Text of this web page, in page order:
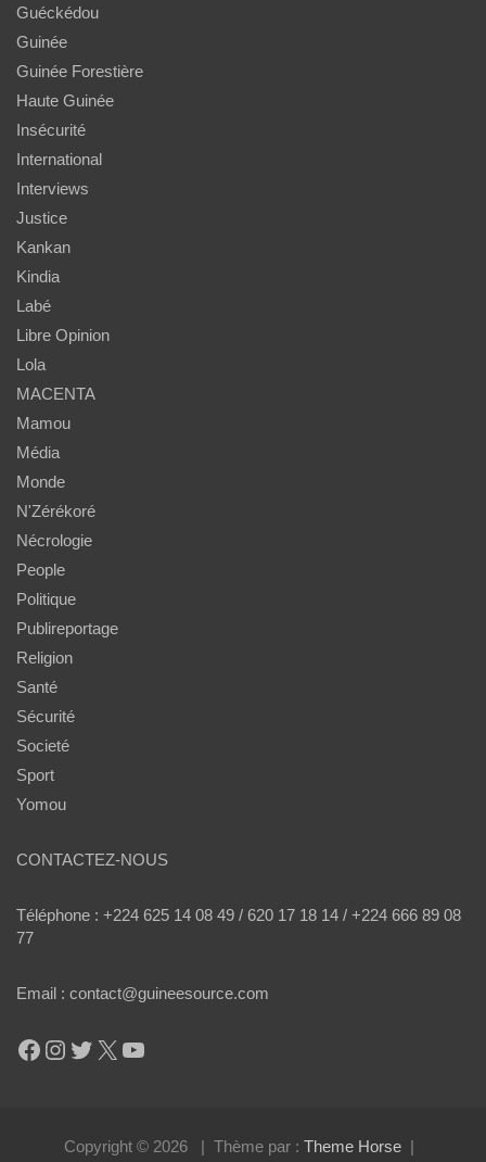
Guéckédou
Guinée
Guinée Forestière
Haute Guinée
Insécurité
International
Interviews
Justice
Kankan
Kindia
Labé
Libre Opinion
Lola
MACENTA
Mamou
Média
Monde
N'Zérékoré
Nécrologie
People
Politique
Publireportage
Religion
Santé
Sécurité
Societé
Sport
Yomou
CONTACTEZ-NOUS
Téléphone : +224 625 14 08 49 / 620 17 18 14 / +224 666 89 08
77
Email : contact@guineesource.com
Facebook
Instagram
Twitter
X YouTube
Copyright © 2026 Thème par : Theme Horse